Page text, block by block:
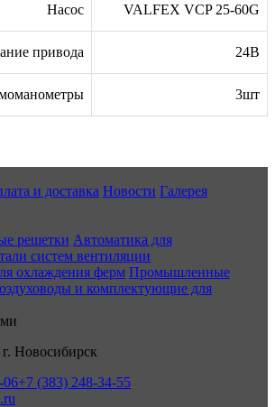
Насос VALFEX VCP 25-60G
привода 24В
3шт
и доставка Новости Галерея
решетки Автоматика для
систем вентиляции
охлаждения ферм Промышленные
и комплектующие для
Новосибирск
06+7 (383) 248-34-55